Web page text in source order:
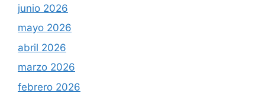
junio 2026
mayo 2026
abril 2026
marzo 2026
febrero 2026